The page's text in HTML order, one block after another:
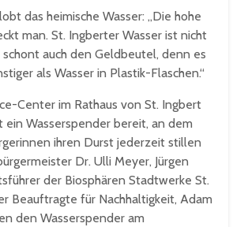
das heimische Wasser: „Die hohe
man. St. Ingberter Wasser ist nicht
schont auch den Geldbeutel, denn es
als Wasser in Plastik-Flaschen.“
Center im Rathaus von St. Ingbert
Wasserspender bereit, an dem
ihren Durst jederzeit stillen
Dr. Ulli Meyer, Jürgen
der Biosphären Stadtwerke St.
Beauftragte für Nachhaltigkeit, Adam
den Wasserspender am